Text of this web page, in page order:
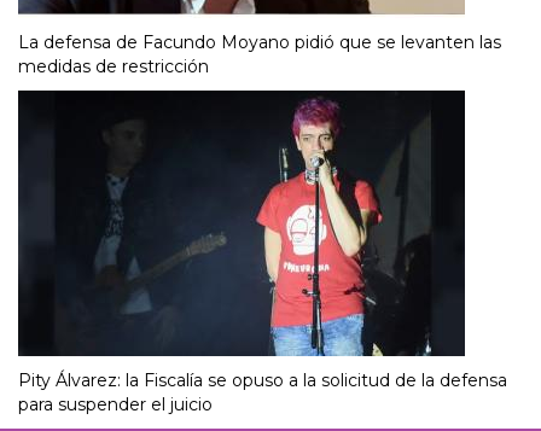
La defensa de Facundo Moyano pidió que se levanten las
medidas de restricción
Pity Álvarez: la Fiscalía se opuso a la solicitud de la defensa
para suspender el juicio